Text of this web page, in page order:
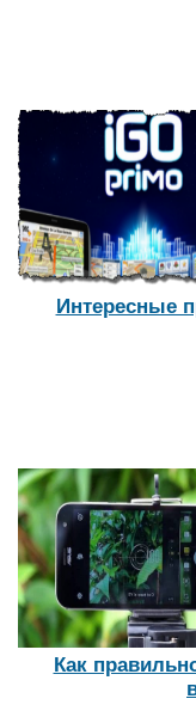
Интересные
Как